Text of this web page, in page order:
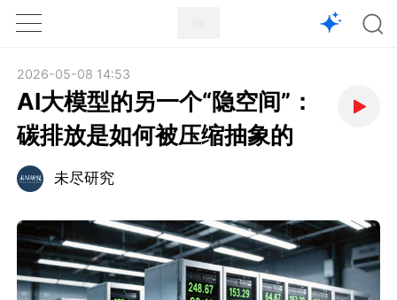
1X
2026-05-08 14:53
AI大模型的另一个“隐空间”：
碳排放是如何被压缩抽象的
未尽研究